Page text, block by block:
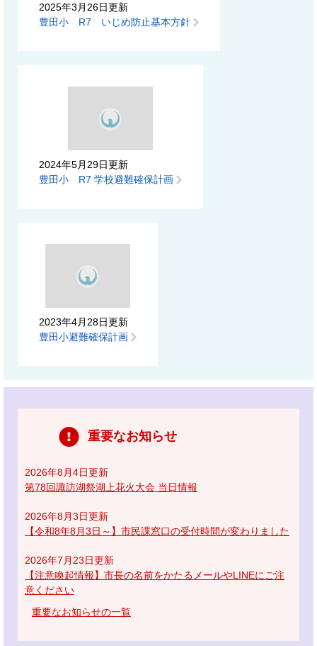
2025年3月26日更新
豊田小 R7 いじめ防止基本方針
2024年5月29日更新
豊田小 R7 学校避難確保計画
2023年4月28日更新
豊田小避難確保計画
重要なお知らせ
2026年8月4日更新
第78回諏訪湖祭湖上花火大会 当日情報
2026年8月3日更新
【令和8年8月3日～】市民課窓口の受付時間が変わりました
2026年7月23日更新
【注意喚起情報】市長の名前をかたるメールやLINEにご注
意ください
重要なお知らせの一覧